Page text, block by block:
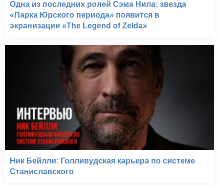
Одна из последних ролей Сэма Нила: звезда
«Парка Юрского периода» появится в
экранизации «The Legend of Zelda»
Ник Бейлли: Голливудская карьера по системе
Станиславского